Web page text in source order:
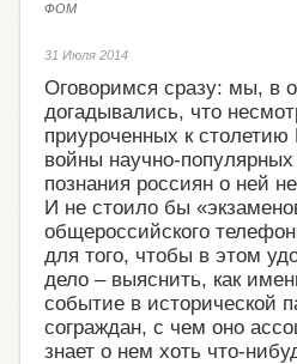
ФОМ
31 Июля 2014
Оговоримся сразу: мы, в
догадывались, что
приуроченных к
войны научно-популярных
познания россиян о ней
И не стоило бы
общероссийского
для того, чтобы в этом
дело – выяснить, как
событие в исторической
сограждан, с чем оно
знает о нем хоть что-